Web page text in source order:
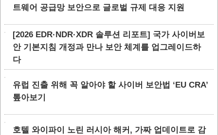
트웨어 공급망 보안으로 글로벌 규제 대응 지원
[2026 EDR·NDR·XDR 솔루션 리포트] 국가 사이버보
안 기본지침 개정과 만나 보안 체계를 업그레이드하
다
유럽 진출 위해 꼭 알아야 할 사이버 보안법 ‘EU CRA’
톺아보기
호텔 와이파이 노린 러시아 해커, 가짜 업데이트로 감